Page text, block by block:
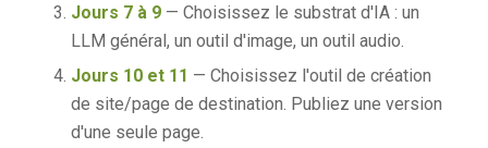
Jours 7 à 9— Choisissez le substrat d'IA : un
LLM général, un outil d'image, un outil audio.
Jours 10 et 11 — Choisissez l'outil de création
de site/page de destination. Publiez une version
d'une seule page.